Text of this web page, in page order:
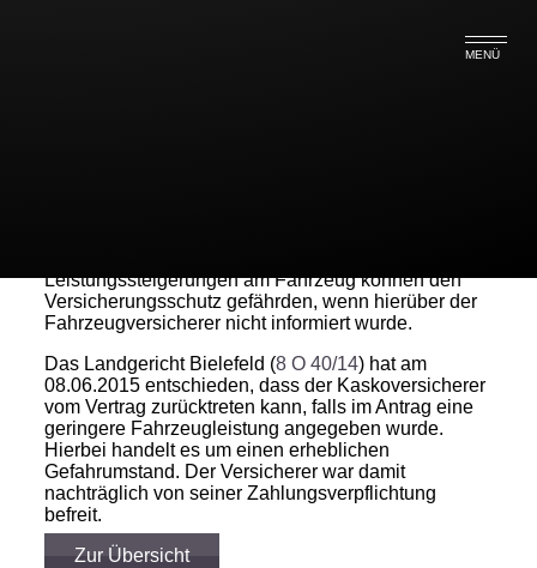
MENÜ
Leistungssteigerungen am Fahrzeug können den
Versicherungsschutz gefährden, wenn hierüber der
Fahrzeugversicherer nicht informiert wurde.
Das Landgericht Bielefeld (8 O 40/14) hat am
08.06.2015 entschieden, dass der Kaskoversicherer
vom Vertrag zurücktreten kann, falls im Antrag eine
geringere Fahrzeugleistung angegeben wurde.
Hierbei handelt es um einen erheblichen
Gefahrumstand. Der Versicherer war damit
nachträglich von seiner Zahlungsverpflichtung
befreit.
Zur Übersicht